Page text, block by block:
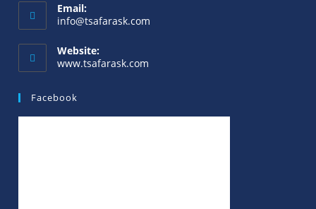
Email:
info@tsafarask.com
Website:
www.tsafarask.com
Facebook